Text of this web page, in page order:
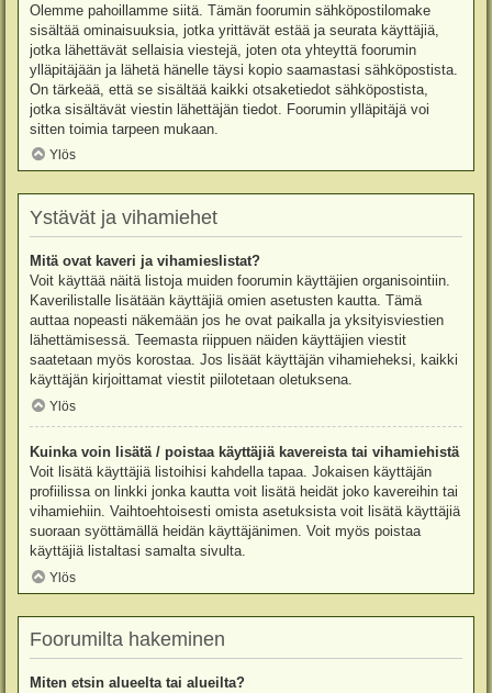
Olemme pahoillamme siitä. Tämän foorumin sähköpostilomake
sisältää ominaisuuksia, jotka yrittävät estää ja seurata käyttäjiä,
jotka lähettävät sellaisia viestejä, joten ota yhteyttä foorumin
ylläpitäjään ja lähetä hänelle täysi kopio saamastasi sähköpostista.
On tärkeää, että se sisältää kaikki otsaketiedot sähköpostista,
jotka sisältävät viestin lähettäjän tiedot. Foorumin ylläpitäjä voi
sitten toimia tarpeen mukaan.
Ylös
Ystävät ja vihamiehet
Mitä ovat kaveri ja vihamieslistat?
Voit käyttää näitä listoja muiden foorumin käyttäjien organisointiin.
Kaverilistalle lisätään käyttäjiä omien asetusten kautta. Tämä
auttaa nopeasti näkemään jos he ovat paikalla ja yksityisviestien
lähettämisessä. Teemasta riippuen näiden käyttäjien viestit
saatetaan myös korostaa. Jos lisäät käyttäjän vihamieheksi, kaikki
käyttäjän kirjoittamat viestit piilotetaan oletuksena.
Ylös
Kuinka voin lisätä / poistaa käyttäjiä kavereista tai vihamiehistä
Voit lisätä käyttäjiä listoihisi kahdella tapaa. Jokaisen käyttäjän
profiilissa on linkki jonka kautta voit lisätä heidät joko kavereihin tai
vihamiehiin. Vaihtoehtoisesti omista asetuksista voit lisätä käyttäjiä
suoraan syöttämällä heidän käyttäjänimen. Voit myös poistaa
käyttäjiä listaltasi samalta sivulta.
Ylös
Foorumilta hakeminen
Miten etsin alueelta tai alueilta?